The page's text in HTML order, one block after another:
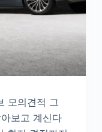
모의견적 그
보고 계신다